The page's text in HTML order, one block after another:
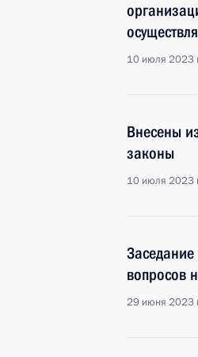
10 июля 2023
Внесены
законы
10 июля 2023
вопросов
29 июня 2023